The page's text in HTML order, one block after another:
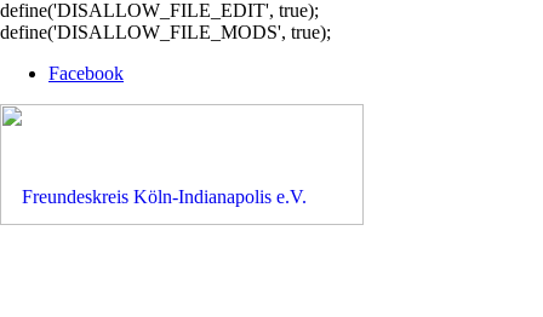
define('DISALLOW_FILE_EDIT', true);
define('DISALLOW_FILE_MODS', true);
Facebook